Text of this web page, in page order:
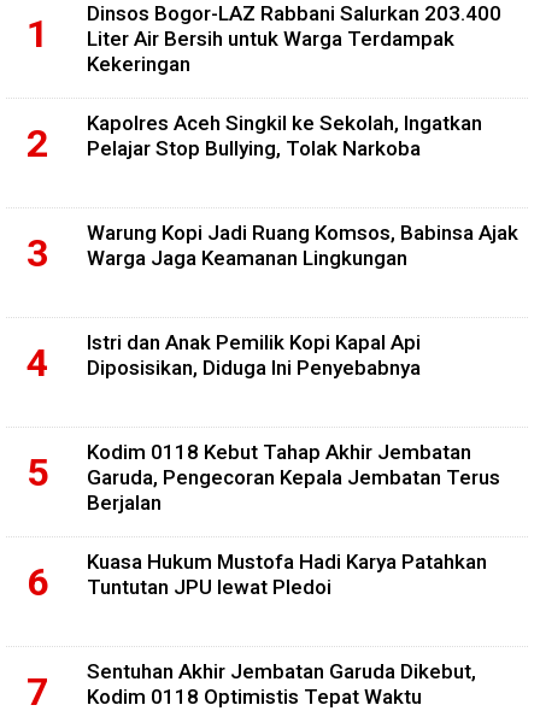
Dinsos Bogor-LAZ Rabbani Salurkan 203.400
Liter Air Bersih untuk Warga Terdampak
Kekeringan
Kapolres Aceh Singkil ke Sekolah, Ingatkan
Pelajar Stop Bullying, Tolak Narkoba
Warung Kopi Jadi Ruang Komsos, Babinsa Ajak
Warga Jaga Keamanan Lingkungan
Istri dan Anak Pemilik Kopi Kapal Api
Diposisikan, Diduga Ini Penyebabnya
Kodim 0118 Kebut Tahap Akhir Jembatan
Garuda, Pengecoran Kepala Jembatan Terus
Berjalan
Kuasa Hukum Mustofa Hadi Karya Patahkan
Tuntutan JPU lewat Pledoi
Sentuhan Akhir Jembatan Garuda Dikebut,
Kodim 0118 Optimistis Tepat Waktu